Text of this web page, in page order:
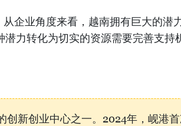
企业角度来看，越南拥有巨大的潜
力转化为切实的资源需要完善支持
创新创业中心之一。2024年，岘港